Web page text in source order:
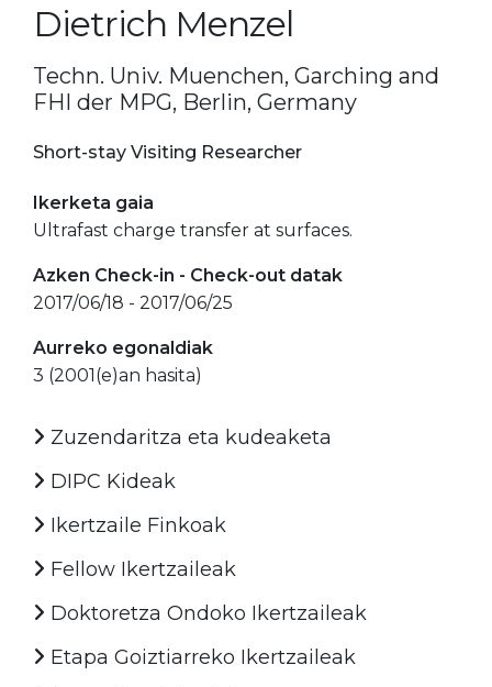
Dietrich Menzel
Techn. Univ. Muenchen, Garching and
FHI der MPG, Berlin, Germany
Short-stay Visiting Researcher
Ikerketa gaia
Ultrafast charge transfer at surfaces.
Azken Check-in - Check-out datak
2017/06/18 - 2017/06/25
Aurreko egonaldiak
3 (2001(e)an hasita)
Zuzendaritza eta kudeaketa
DIPC Kideak
Ikertzaile Finkoak
Fellow Ikertzaileak
Doktoretza Ondoko Ikertzaileak
Etapa Goiztiarreko Ikertzaileak